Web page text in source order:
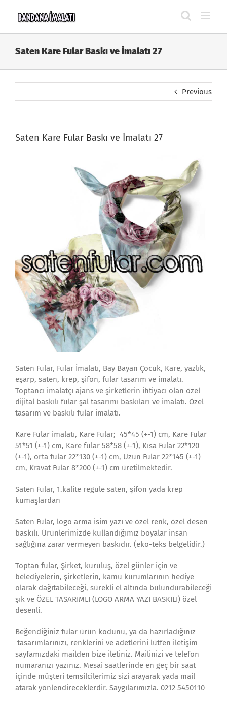
Saten Kare Fular Baskı ve İmalatı 27
Previous
Saten Kare Fular Baskı ve İmalatı 27
Saten Fular, Fular İmalatı, Bay Bayan Çocuk, Kare, yazlık,
eşarp, saten, krep, şifon, fular tasarım ve imalatı.
Toptancı imalatçı ajans ve şirketlerin ihtiyacı olan özel
dijital baskılı fular şal tasarımı baskıları ve imalatı. Özel
tasarım ve baskılı fular imalatı.
Kare Fular imalatı, Kare Fular; 45*45 (+-1) cm, Kare Fular
51*51 (+-1) cm, Kare fular 58*58 (+-1), Kısa Fular 22*120
(+-1), orta fular 22*130 (+-1) cm, Uzun Fular 22*145 (+-1)
cm, Kravat Fular 8*200 (+-1) cm üretilmektedir.
Saten Fular, 1.kalite regule saten, şifon yada krep
kumaşlardan
Saten Fular, logo arma isim yazı ve özel renk, özel desen
baskılı. Ürünlerimizde kullandığımız boyalar insan
sağlığına zarar vermeyen baskıdır. (eko-teks belgelidir.)
Toptan fular, Şirket, kuruluş, özel günler için ve
belediyelerin, şirketlerin, kamu kurumlarının hediye
olarak dağıtabileceği, sürekli el altında bulundurabileceği
şık ve ÖZEL TASARIMLI (LOGO ARMA YAZI BASKILI) özel
desenli.
Beğendiğiniz fular ürün kodunu, ya da hazırladığınız
tasarımlarınızı, renklerini ve adetlerini lütfen iletişim
sayfamızdaki mailden bize iletiniz. Mailinizi ve telefon
numaranızı yazınız. Mesai saatlerinde en geç bir saat
içinde müşteri temsilcilerimiz sizi arayarak yada mail
atarak yönlendireceklerdir. Saygılarımızla. 0212 5450110